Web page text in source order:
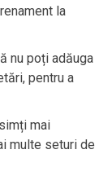
la
nu poți adăuga
pentru a
mai
multe seturi de